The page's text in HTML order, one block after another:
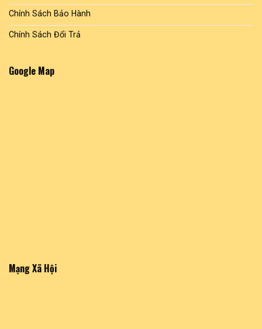
Chính Sách Bảo Hành
Chính Sách Đổi Trả
Google Map
Mạng Xã Hội